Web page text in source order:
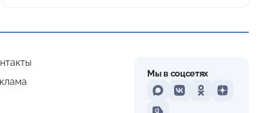
Мы в соцсетях
MAXVKontakteOdnoklassniki
Dzen